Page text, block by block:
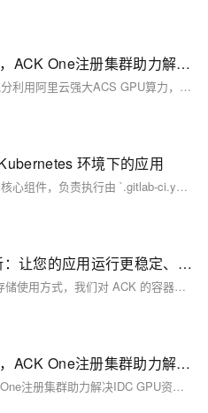
员提供。 &nbsp; &nbsp; 相关的阿
企业级容器化应用的全生命周期管
和安全能力，打造云端最佳容器化应
product/kubernetes
部署DeepSeek但GPU不足，ACK One注册集群助力解决IDC GPU资源不足
借助阿里云ACK One注册集群，充分利用阿里云强大ACS GPU算力，实现DeepSeek推理模型高效部署。
环境下的应用
GitLab Runner 是 GitLab CI/CD 的核心组件，负责执行由 `.gitlab-ci.yml` 定义的任务。它支持多种执行方式（如 Shell、Docker、Kubernetes），可在不同环境中运行作业。本文详细介绍了 GitLab Runner 的基本概念、功能特点及使用方法，重点探讨了流水线缓存（以 Python 项目为例）和构建镜像的应用，特别是在 Kubernetes 环境中的配置与优化。通过合理配置缓存和镜像构建，能够显著提升 CI/CD 流水线的效率和可靠性，助力开发团队实现持续集成与交付的目标。
ACK 容器监控存储全面更新：让您的应用运行更稳定、更透明
针对本地存储和 PVC 这两种容器存储使用方式，我们对 ACK 的容器存储监控功能进行了全新升级。此次更新完善了对集群中不同存储类型的监控能力，不仅对之前已有的监控大盘进行了优化，还针对不同的云存储类型，上线了全新的监控大盘，确保用户能够更好地理解和管理容器业务应用的存储资源。
部署DeepSeek但GPU不足，ACK One注册集群助力解决IDC GPU资源不足
部署DeepSeek但GPU不足，ACK One注册集群助力解决IDC GPU资源不足